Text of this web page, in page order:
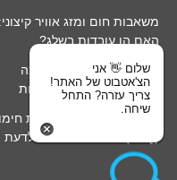
משאבות חום ומזג אוויר קיצוני:
האם הן עובדות בשלג?
חימום מים סולארי לבריכה
(קולטים): יתרונות ומגבלות
שאלות נפוצות על התקנת
שלום 👋 אני
הצ'אטבוט של האתר!
צריך עזרה? התחל
שיחה.